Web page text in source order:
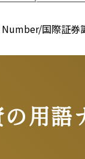
国際証券
用語